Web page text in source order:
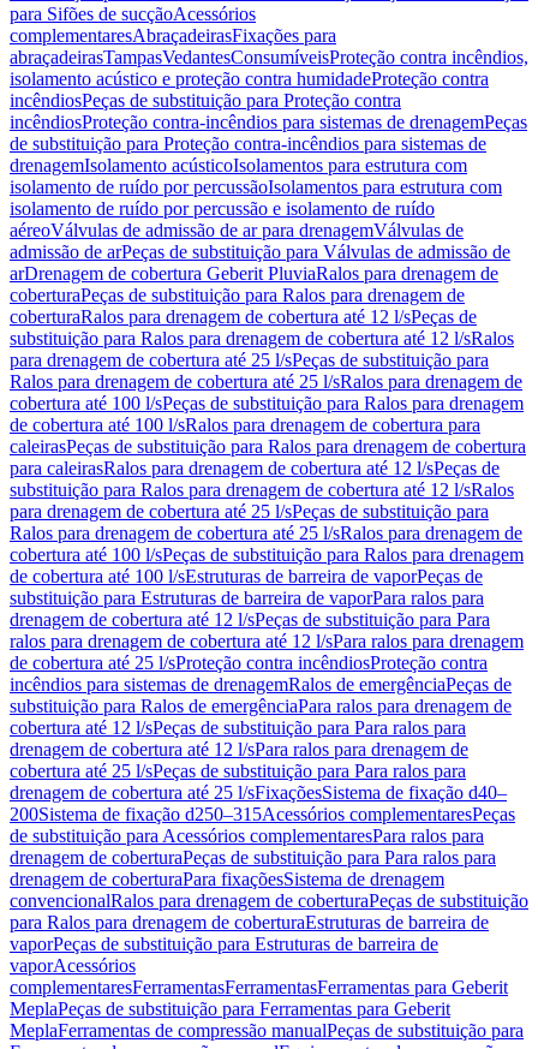
para Sifões de sucçãoAcessórios
complementaresAbraçadeirasFixações para
abraçadeirasTampasVedantesConsumíveisProteção contra incêndios,
isolamento acústico e proteção contra humidadeProteção contra
incêndiosPeças de substituição para Proteção contra
incêndiosProteção contra-incêndios para sistemas de drenagemPeças
de substituição para Proteção contra-incêndios para sistemas de
drenagemIsolamento acústicoIsolamentos para estrutura com
isolamento de ruído por percussãoIsolamentos para estrutura com
isolamento de ruído por percussão e isolamento de ruído
aéreoVálvulas de admissão de ar para drenagemVálvulas de
admissão de arPeças de substituição para Válvulas de admissão de
arDrenagem de cobertura Geberit PluviaRalos para drenagem de
coberturaPeças de substituição para Ralos para drenagem de
coberturaRalos para drenagem de cobertura até 12 l/sPeças de
substituição para Ralos para drenagem de cobertura até 12 l/sRalos
para drenagem de cobertura até 25 l/sPeças de substituição para
Ralos para drenagem de cobertura até 25 l/sRalos para drenagem de
cobertura até 100 l/sPeças de substituição para Ralos para drenagem
de cobertura até 100 l/sRalos para drenagem de cobertura para
caleirasPeças de substituição para Ralos para drenagem de cobertura
para caleirasRalos para drenagem de cobertura até 12 l/sPeças de
substituição para Ralos para drenagem de cobertura até 12 l/sRalos
para drenagem de cobertura até 25 l/sPeças de substituição para
Ralos para drenagem de cobertura até 25 l/sRalos para drenagem de
cobertura até 100 l/sPeças de substituição para Ralos para drenagem
de cobertura até 100 l/sEstruturas de barreira de vaporPeças de
substituição para Estruturas de barreira de vaporPara ralos para
drenagem de cobertura até 12 l/sPeças de substituição para Para
ralos para drenagem de cobertura até 12 l/sPara ralos para drenagem
de cobertura até 25 l/sProteção contra incêndiosProteção contra
incêndios para sistemas de drenagemRalos de emergênciaPeças de
substituição para Ralos de emergênciaPara ralos para drenagem de
cobertura até 12 l/sPeças de substituição para Para ralos para
drenagem de cobertura até 12 l/sPara ralos para drenagem de
cobertura até 25 l/sPeças de substituição para Para ralos para
drenagem de cobertura até 25 l/sFixaçõesSistema de fixação d40–
200Sistema de fixação d250–315Acessórios complementaresPeças
de substituição para Acessórios complementaresPara ralos para
drenagem de coberturaPeças de substituição para Para ralos para
drenagem de coberturaPara fixaçõesSistema de drenagem
convencionalRalos para drenagem de coberturaPeças de substituição
para Ralos para drenagem de coberturaEstruturas de barreira de
vaporPeças de substituição para Estruturas de barreira de
vaporAcessórios
complementaresFerramentasFerramentasFerramentas para Geberit
MeplaPeças de substituição para Ferramentas para Geberit
MeplaFerramentas de compressão manualPeças de substituição para